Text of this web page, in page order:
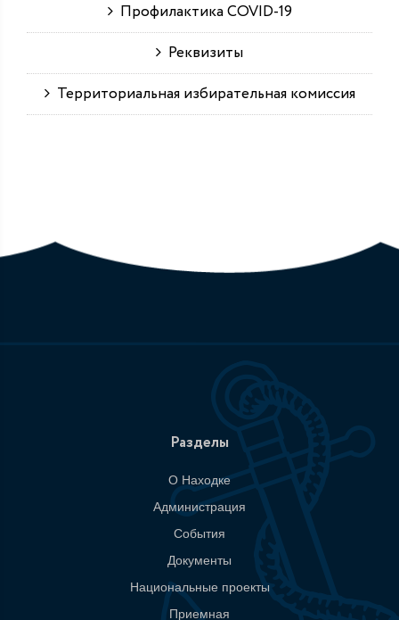
Профилактика COVID-19
Реквизиты
Территориальная избирательная комиссия
Разделы
О Находке
Администрация
События
Документы
Национальные проекты
Приемная